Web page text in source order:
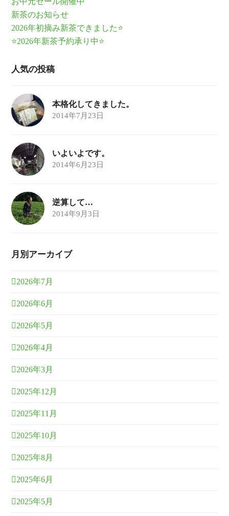
新茶のお知らせ
2026年初摘み新茶できました⭐
⭐2026年新茶予約承り中⭐
人気の投稿
本格化してきました。
2014年7月23日
いよいよです。
2014年6月23日
逆算して…
2014年9月3日
月別アーカイブ
2026年7月
2026年6月
2026年5月
2026年4月
2026年3月
2025年12月
2025年11月
2025年10月
2025年8月
2025年6月
2025年5月